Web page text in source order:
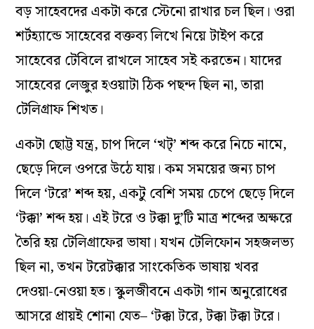
বড় সাহেবদের একটা করে স্টেনো রাখার চল ছিল। ওরা
শর্টহ‌্যান্ডে সাহেবের বক্তব‌্য লিখে নিয়ে টাইপ করে
সাহেবের টেবিলে রাখলে সাহেব সই করতেন। যাদের
সাহেবের লেজুর হওয়াটা ঠিক পছন্দ ছিল না, তারা
টেলিগ্রাফ শিখত।
একটা ছোট্ট যন্ত্র, চাপ দিলে ‘খট্‌’ শব্দ করে নিচে নামে,
ছেড়ে দিলে ওপরে উঠে যায়। কম সময়ের জন‌্য চাপ
দিলে ‘টরে’ শব্দ হয়, একটু বেশি সময় চেপে ছেড়ে দিলে
‘টক্কা’ শব্দ হয়। এই টরে ও টক্কা দু’টি মাত্র শব্দের অক্ষরে
তৈরি হয় টেলিগ্রাফের ভাষা। যখন টেলিফোন সহজলভ‌্য
ছিল না, তখন টরেটক্কার সাংকেতিক ভাষায় খবর
দেওয়া-নেওয়া হত। স্কুলজীবনে একটা গান অনুরোধের
আসরে প্রায়ই শোনা যেত– ‘টক্কা টরে, টক্কা টক্কা টরে।